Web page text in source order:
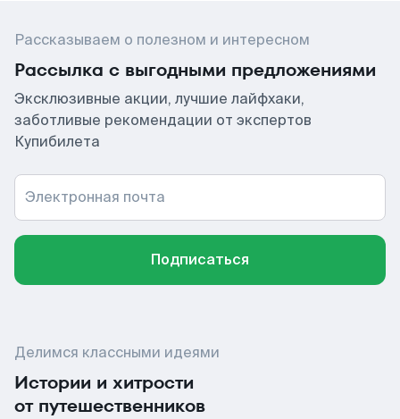
Рассказываем о полезном и интересном
Рассылка с выгодными предложениями
Эксклюзивные акции, лучшие лайфхаки,
заботливые рекомендации от экспертов
Купибилета
Электронная почта
Подписаться
Делимся классными идеями
Истории и хитрости
от путешественников